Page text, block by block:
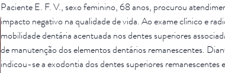
Paciente E. F. V., sexo feminino, 68 anos, procurou
impacto negativo na qualidade de vida. Ao exame clínico e
mobilidade dentária acentuada nos dentes superiores
de manutenção dos elementos dentários remanescentes.
indicou-se a exodontia dos dentes superiores